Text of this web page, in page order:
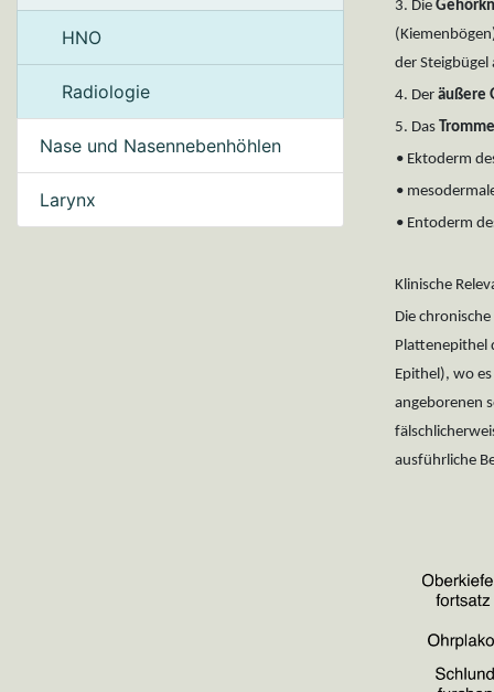
HNO
Radiologie
Nase und Nasennebenhöhlen
Larynx
3. Die
der
4. Der äußere
5. Das
• Ektoderm
•
• Entoderm
Klinische
Die
Plattenepithel
Epithel), wo
angeborenen
ausführliche